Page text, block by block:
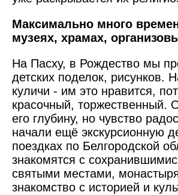
Максимально много
музеях, храмах,
На Пасху, в Рождество мы
детских поделок, рисунков.
куличи - им это нравится,
красочный,
его глубину, но чувство
начали ещё экскурсионную
поездках по Белгородской
знакомятся с
святыми местами,
знакомство с историей и